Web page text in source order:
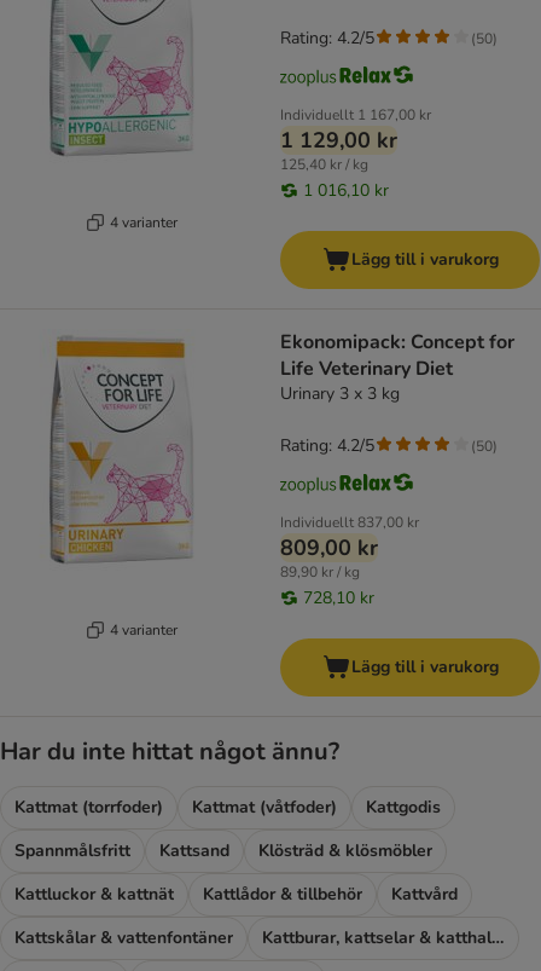
4 varianter
Individuellt 1 167,00 kr
1 129,00 kr
125,40 kr / kg
1 016,10 kr
Rating: 4.2/5 (50)
Lägg till i varukorg
4 varianter
Ekonomipack: Concept for
Life Veterinary Diet
Urinary 3 x 3 kg
Individuellt837,00 kr
809,00 kr
89,90 kr / kg
728,10 kr
Rating: 4.2/5 (50)
Lägg till i varukorg
Har du inte hittat något ännu?
Kattmat (torrfoder) Kattmat (våtfoder)
Kattgodis
Spannmålsfritt
Kattsand
Klösträd & klösmöbler
Kattluckor & kattnät
Kattlådor & tillbehör
Kattvård
Kattskålar & vattenfontäner
Kattburar, kattselar & katthalsband